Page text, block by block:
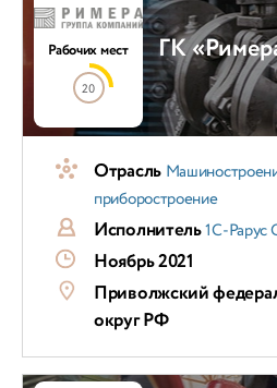
ГК
Рабочих мест
20
Отрасль
приборостроение
Исполнитель1С-Рарус
Ноябрь 2021
Приволжский
округ РФ